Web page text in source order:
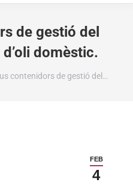
de gestió del
domèstic.
contenidors de gestió del…
FEB
4